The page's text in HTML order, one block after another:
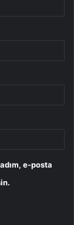
e-posta